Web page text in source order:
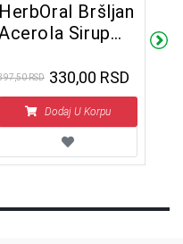
HerbOral Bršljan
Sirup
RSD 330,00 RSD
Dodaj U Korpu